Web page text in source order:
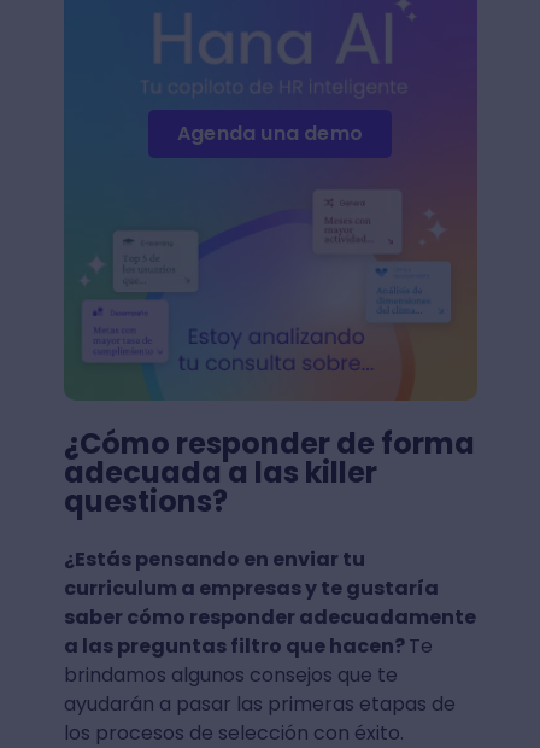
Agenda una demo
¿Cómo responder de forma
adecuada a las killer
questions?
¿Estás pensando en enviar tu
curriculum a empresas y te gustaría
saber cómo responder adecuadamente
a las preguntas filtro que hacen?Te
brindamos algunos consejos que te
ayudarán a pasar las primeras etapas de
los procesos de selección con éxito.